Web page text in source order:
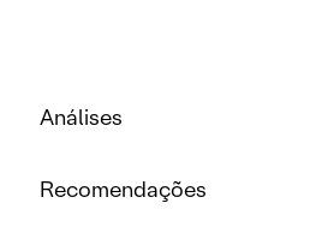
Análises
Recomendações